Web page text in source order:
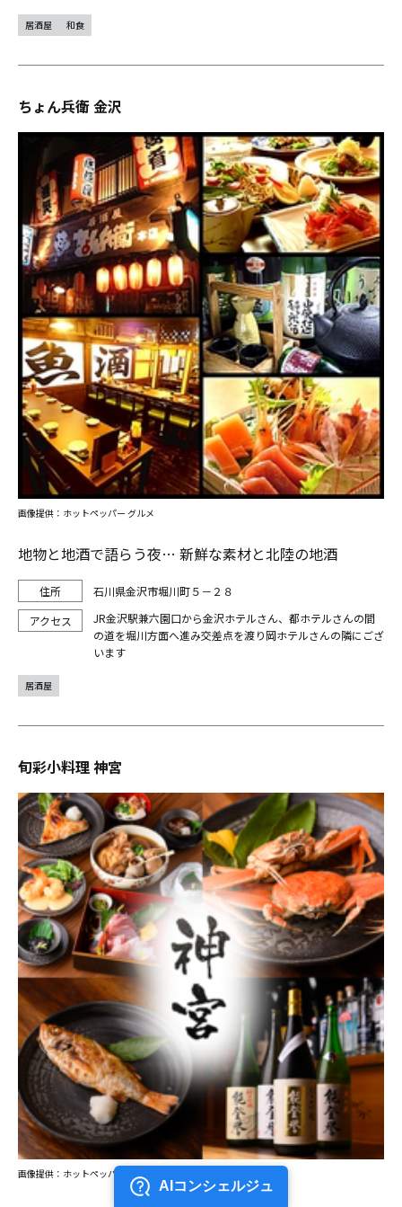
居酒屋 和食
ちょん兵衛 金沢
地物と地酒で語らう夜… 新鮮な素材と北陸の地酒
石川県金沢市堀川町５－２８
JR金沢駅兼六園口から金沢ホテルさん、都ホテルさんの間
の道を堀川方面へ進み交差点を渡り岡ホテルさんの隣にござ
います
画像提供：ホットペッパー グルメ
居酒屋
旬彩小料理 神宮
画像提供：ホットペッパー グルメ